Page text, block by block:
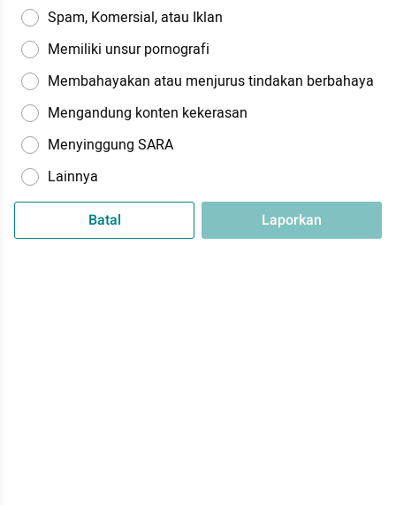
Spam, Komersial, atau Iklan
Memiliki unsur pornografi
Membahayakan atau menjurus tindakan berbahaya
Mengandung konten kekerasan
Menyinggung SARA
Lainnya
Batal Laporkan